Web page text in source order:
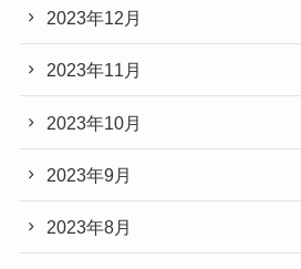
2023年12月
2023年11月
2023年10月
2023年9月
2023年8月